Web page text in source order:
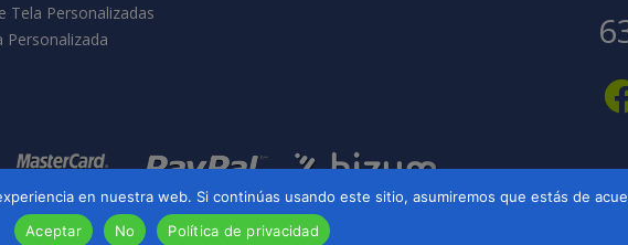
Tela Personalizadas
Personalizada
en nuestra web. Si continúas usando este sitio, asumiremos que estás de
Aceptar
No Política de privacidad